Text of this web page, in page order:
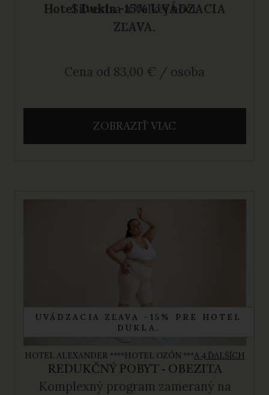
Silvestra a Veľkej noci.
Hotel Dukla -15% UVÁDZACIA
ZĽAVA.
Cena od 83,00 € / osoba
ZOBRAZIŤ VIAC
UVÁDZACIA ZĽAVA -15% PRE HOTEL
DUKLA.
HOTEL ALEXANDER ****HOTEL OZÓN ***A 4 ĎALŠÍCH
REDUKČNÝ POBYT - OBEZITA
Komplexný program zameraný na